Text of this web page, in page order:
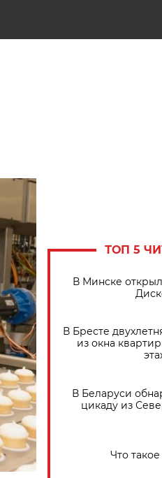
ТОП 5
В Минске
В Бресте
из окна
В Беларуси
цикаду из
Что такое